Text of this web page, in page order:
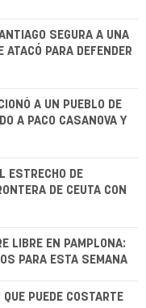
SEGURA A UNA
ATACÓ PARA DEFENDER
A UN PUEBLO DE
A PACO CASANOVA Y
ESTRECHO DE
DE CEUTA CON
LIBRE EN PAMPLONA:
PARA ESTA SEMANA
PUEDE COSTARTE